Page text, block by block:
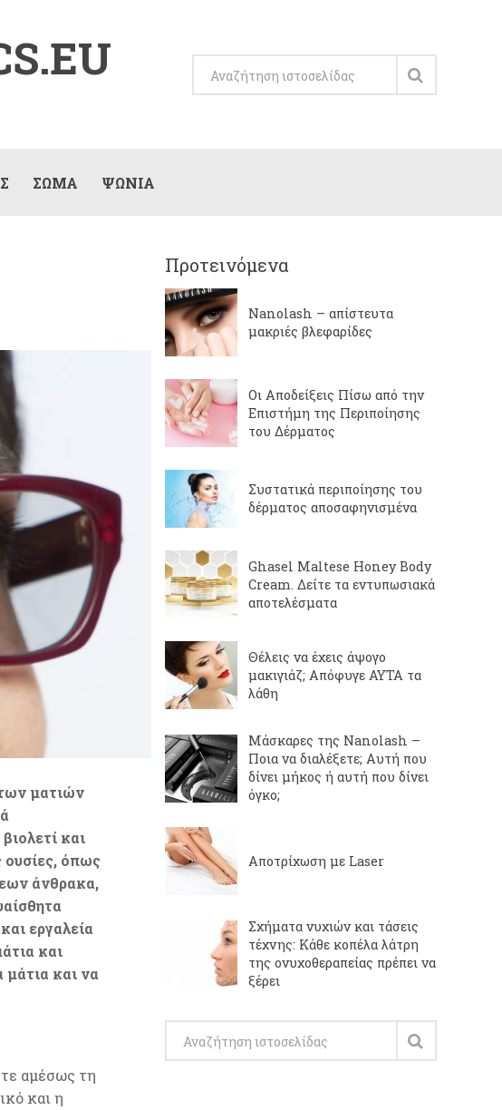
ΣΏΜΑ ΨΏΝΙΑ
των ματιών
και
ουσίες, όπως
άνθρακα,
εργαλεία
και
και να
αμέσως τη
και η
Προτεινόμενα
Nanolash – απίστευτα
μακριές βλεφαρίδες
Οι Αποδείξεις Πίσω από την
Επιστήμη της Περιποίησης
του Δέρματος
Συστατικά περιποίησης του
δέρματος αποσαφηνισμένα
Ghasel Maltese Honey Body
Cream. Δείτε τα εντυπωσιακά
αποτελέσματα
Θέλεις να έχεις άψογο
μακιγιάζ; Απόφυγε ΑΥΤΑ τα
λάθη
Μάσκαρες της Nanolash –
Ποια να διαλέξετε; Αυτή που
δίνει μήκος ή αυτή που δίνει
όγκο;
Αποτρίχωση με Laser
Σχήματα νυχιών και τάσεις
τέχνης: Κάθε κοπέλα λάτρη
της ονυχοθεραπείας πρέπει να
ξέρει